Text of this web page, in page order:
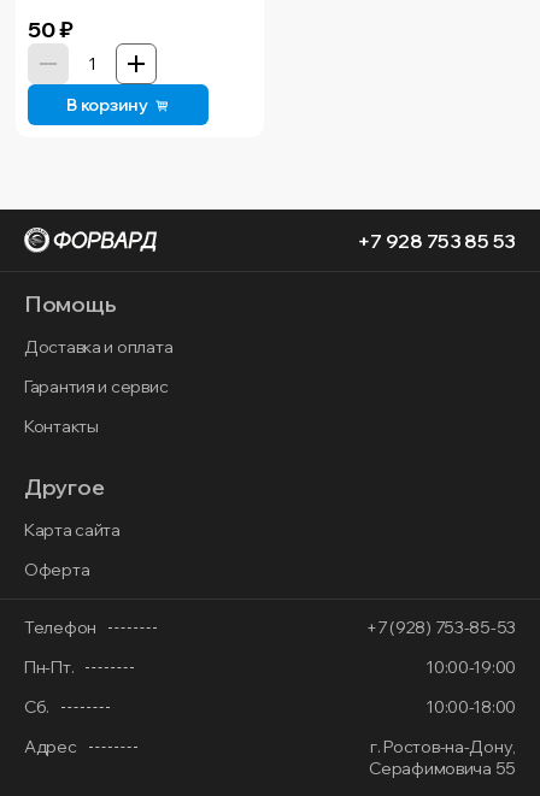
50₽
В корзину
+7 928 753 85 53
Помощь
Доставка и оплата
Гарантия и сервис
Контакты
Другое
Карта сайта
Оферта
Телефон
+7 (928) 753-85-53
Пн-Пт.
10:00-19:00
Сб.
10:00-18:00
Адрес
г. Ростов-на-Дону,
Серафимовича 55